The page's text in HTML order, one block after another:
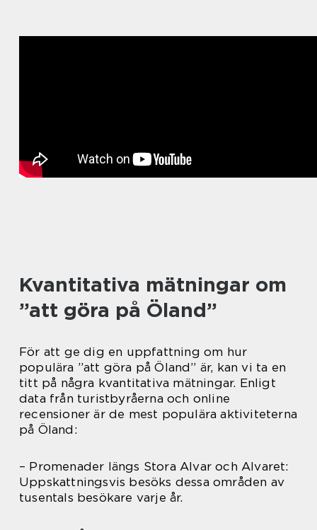
Kvantitativa mätningar om
”att göra på Öland”
För att ge dig en uppfattning om hur
populära ”att göra på Öland” är, kan vi ta en
titt på några kvantitativa mätningar. Enligt
data från turistbyråerna och online
recensioner är de mest populära aktiviteterna
på Öland:
– Promenader längs Stora Alvar och Alvaret:
Uppskattningsvis besöks dessa områden av
tusentals besökare varje år.